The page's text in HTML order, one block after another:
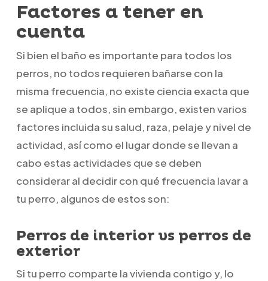
Factores a tener en
cuenta
Si bien el baño es importante para todos los
perros, no todos requieren bañarse con la
misma frecuencia, no existe ciencia exacta que
se aplique a todos, sin embargo, existen varios
factores incluida su salud, raza, pelaje y nivel de
actividad, así como el lugar donde se llevan a
cabo estas actividades que se deben
considerar al decidir con qué frecuencia lavar a
tu perro, algunos de estos son:
Perros de interior vs perros de
exterior
Si tu perro comparte la vivienda contigo y, lo